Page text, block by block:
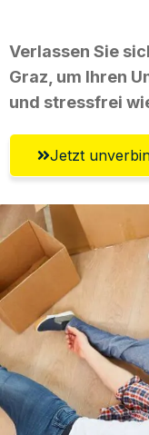
Verlassen Sie
Graz, um Ihren
und stressfrei
Jetzt